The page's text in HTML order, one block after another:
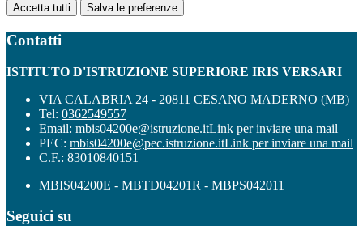
Accetta tutti Salva le preferenze
Contatti
ISTITUTO D'ISTRUZIONE SUPERIORE IRIS VERSARI
VIA CALABRIA 24 - 20811 CESANO MADERNO (MB)
Tel: 0362549557
Email: mbis04200e@istruzione.itLink per inviare una mail
PEC: mbis04200e@pec.istruzione.itLink per inviare una mail
C.F.: 83010840151
MBIS04200E - MBTD04201R - MBPS042011
Seguici su